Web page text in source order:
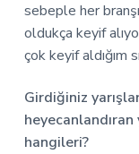
sebeple her
oldukça keyif
çok keyif aldığım
Girdiğiniz
hangileri?